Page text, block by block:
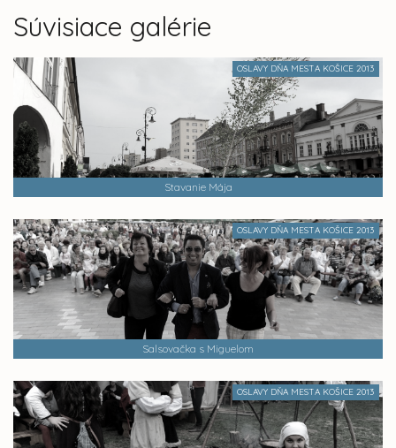
Súvisiace galérie
OSLAVY DŇA MESTA KOŠICE 2013
Stavanie Mája
OSLAVY DŇA MESTA KOŠICE 2013
Salsovačka s Miguelom
OSLAVY DŇA MESTA KOŠICE 2013